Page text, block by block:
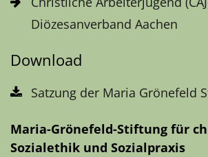
Diözesanverband Aachen
Download
Satzung der Maria Grönefeld
Maria-Grönefeld-Stiftung für
Sozialethik und Sozialpraxis